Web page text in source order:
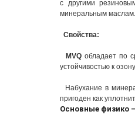
с другими
минеральным маслам.
Свойства:
MVQ обладает по
устойчивостью к
Набухание в
пригоден как
Основные физико